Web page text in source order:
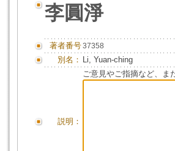
李圓淨
著者番号37358
別名： Li, Yuan-ching
説明：
ご意見やご指摘など、ま